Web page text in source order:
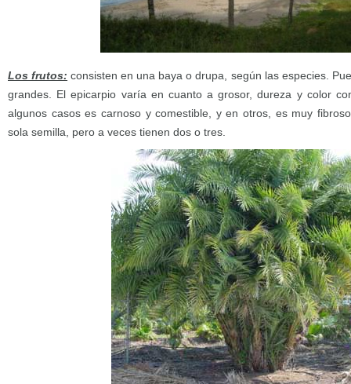
Los frutos: consisten en una baya o drupa, según las especies.
grandes. El epicarpio varía en cuanto a grosor, dureza y color
algunos casos es carnoso y comestible, y en otros, es muy
sola semilla, pero a veces tienen dos o tres.